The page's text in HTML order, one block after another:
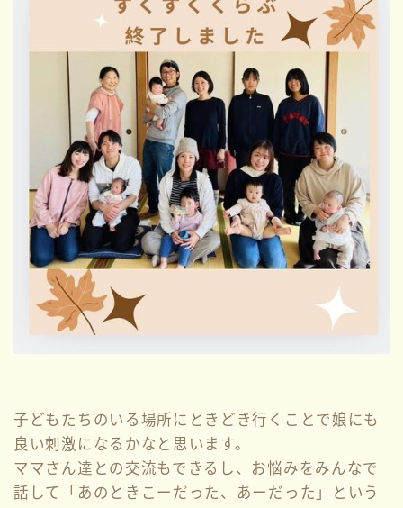
子どもたちのいる場所にときどき行くことで娘にも
良い刺激になるかなと思います。
ママさん達との交流もできるし、お悩みをみんなで
話して「あのときこーだった、あーだった」という